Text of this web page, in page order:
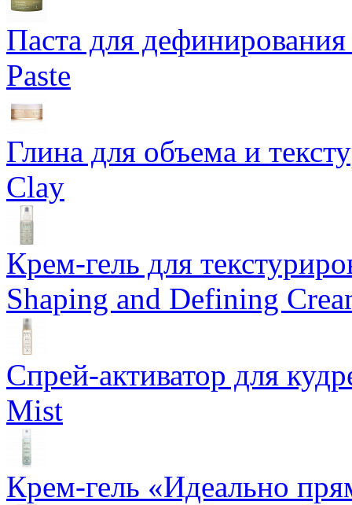
Паста для
Paste
Глина для объема и
Clay
Крем-гель для
Shaping and Defining
Спрей-активатор для
Mist
Крем-гель «Идеально